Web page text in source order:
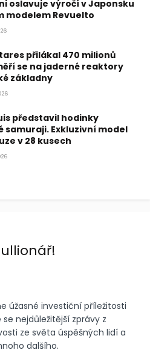
oslavuje výročí v Japonsku
modelem Revuelto
přilákal 470 milionů
se na jaderné reaktory
základny
představil hodinky
samuraji. Exkluzivní model
v 28 kusech
úžasné investiční příležitosti
nejdůležitější zprávy z
ze světa úspěšných lidí a
dalšího.